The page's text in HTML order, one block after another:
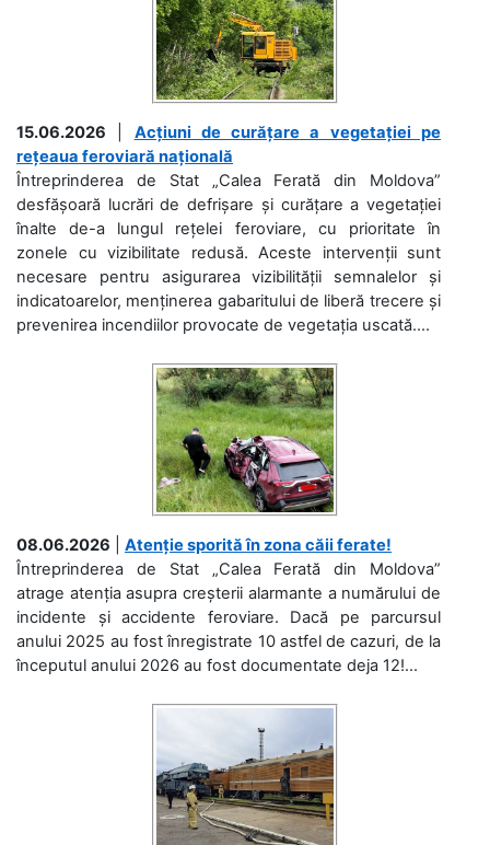
15.06.2026
Acțiuni de curățare a vegetației pe
rețeaua feroviară națională
Întreprinderea de Stat „Calea Ferată din Moldova”
desfășoară lucrări de defrișare și curățare a vegetației
înalte de-a lungul rețelei feroviare, cu prioritate în
zonele cu vizibilitate redusă. Aceste intervenții sunt
necesare pentru asigurarea vizibilității semnalelor și
indicatoarelor, menținerea gabaritului de liberă trecere și
prevenirea incendiilor provocate de vegetația uscată....
08.06.2026
Atenție sporită în zona căii ferate!
Întreprinderea de Stat „Calea Ferată din Moldova”
atrage atenția asupra creșterii alarmante a numărului de
incidente și accidente feroviare. Dacă pe parcursul
anului 2025 au fost înregistrate 10 astfel de cazuri, de la
începutul anului 2026 au fost documentate deja 12!...